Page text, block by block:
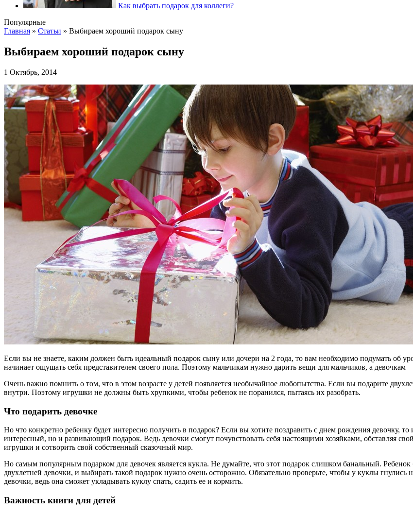
Как выбрать подарок для коллеги?
Популярные
Главная » Статьи » Выбираем хороший подарок сыну
Выбираем хороший подарок сыну
1 Октябрь, 2014
Если вы не знаете, каким должен быть идеальный подарок сыну или дочери на 2 года, то вам необходимо подумать об
начинает ощущать себя представителем своего пола. Поэтому мальчикам нужно дарить вещи для мальчиков, а девочкам –
Очень важно помнить о том, что в этом возрасте у детей появляется необычайное любопытства. Если вы подарите
внутри. Поэтому игрушки не должны быть хрупкими, чтобы ребенок не поранился, пытаясь их разобрать.
Что подарить девочке
Но что конкретно ребенку будет интересно получить в подарок? Если вы хотите поздравить с днем рождения девочку,
интересный, но и развивающий подарок. Ведь девочки смогут почувствовать себя настоящими хозяйками, обставляя
игрушки и сотворить свой собственный сказочный мир.
Но самым популярным подарком для девочек является кукла. Не думайте, что этот подарок слишком банальный.
двухлетней девочки, и выбирать такой подарок нужно очень осторожно. Обязательно проверьте, чтобы у куклы
девочки, ведь она сможет укладывать куклу спать, садить ее и кормить.
Важность книги для детей